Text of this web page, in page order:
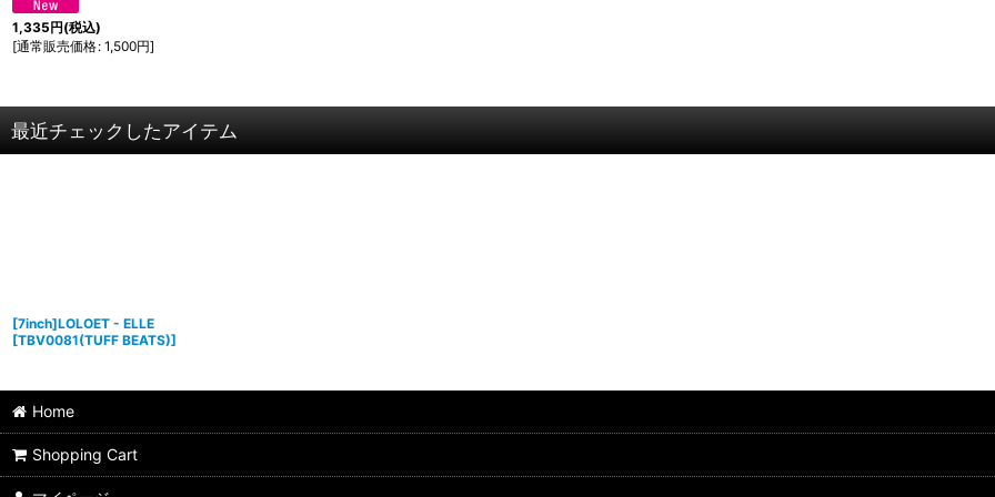
1,335円(税込)
[通常販売価格: 1,500円]
最近チェックしたアイテム
[7inch]LOLOET - ELLE
[TBV0081(TUFF BEATS)]
Home
Shopping Cart